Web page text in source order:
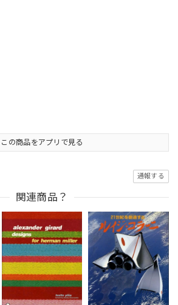
この商品をアプリで見る
通報する
関連商品？